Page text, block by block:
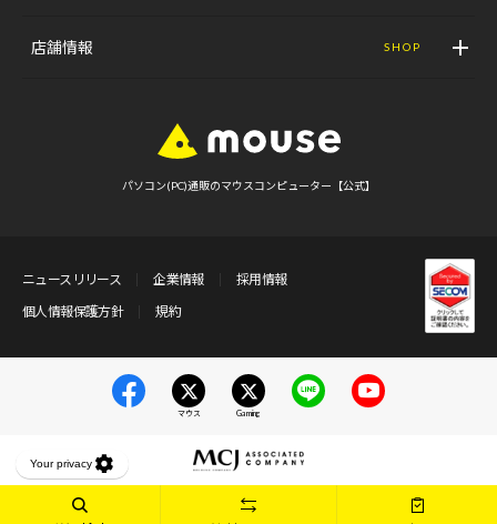
店舗情報 SHOP
パソコン(PC)通販のマウスコンピューター【公式】
ニュースリリース 企業情報
採用情報
個人情報保護方針
規約
マウス Gaming